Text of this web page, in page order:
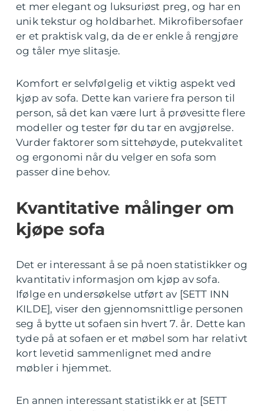
et mer elegant og luksuriøst preg, og har en
unik tekstur og holdbarhet. Mikrofibersofaer
er et praktisk valg, da de er enkle å rengjøre
og tåler mye slitasje.
Komfort er selvfølgelig et viktig aspekt ved
kjøp av sofa. Dette kan variere fra person til
person, så det kan være lurt å prøvesitte flere
modeller og tester før du tar en avgjørelse.
Vurder faktorer som sittehøyde, putekvalitet
og ergonomi når du velger en sofa som
passer dine behov.
Kvantitative målinger om
kjøpe sofa
Det er interessant å se på noen statistikker og
kvantitativ informasjon om kjøp av sofa.
Ifølge en undersøkelse utført av [SETT INN
KILDE], viser den gjennomsnittlige personen
seg å bytte ut sofaen sin hvert 7. år. Dette kan
tyde på at sofaen er et møbel som har relativt
kort levetid sammenlignet med andre
møbler i hjemmet.
En annen interessant statistikk er at [SETT